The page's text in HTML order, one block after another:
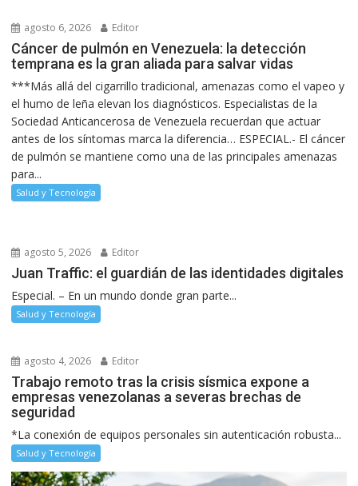
agosto 6, 2026 Editor
Cáncer de pulmón en Venezuela: la detección
temprana es la gran aliada para salvar vidas
***Más allá del cigarrillo tradicional, amenazas como el vapeo y
el humo de leña elevan los diagnósticos. Especialistas de la
Sociedad Anticancerosa de Venezuela recuerdan que actuar
antes de los síntomas marca la diferencia… ESPECIAL.- El cáncer
de pulmón se mantiene como una de las principales amenazas
para...
Salud y Tecnología
agosto 5, 2026 Editor
Juan Traffic: el guardián de las identidades digitales
Especial. – En un mundo donde gran parte...
Salud y Tecnología
agosto 4, 2026 Editor
Trabajo remoto tras la crisis sísmica expone a
empresas venezolanas a severas brechas de
seguridad
*La conexión de equipos personales sin autenticación robusta...
Salud y Tecnología